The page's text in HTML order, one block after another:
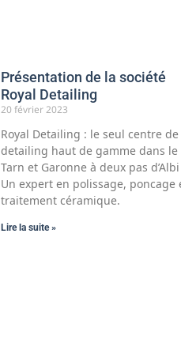
Présentation de la société
Royal Detailing
20 février 2023
Royal Detailing : le seul centre de
detailing haut de gamme dans le
Tarn et Garonne à deux pas
Un expert en polissage, poncage
traitement céramique.
Lire la suite »